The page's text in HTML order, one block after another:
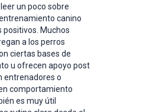
un poco sobre
canino
positivos. Muchos
a los perros
ciertas bases de
u ofrecen apoyo post
entrenadores o
comportamiento
es muy útil